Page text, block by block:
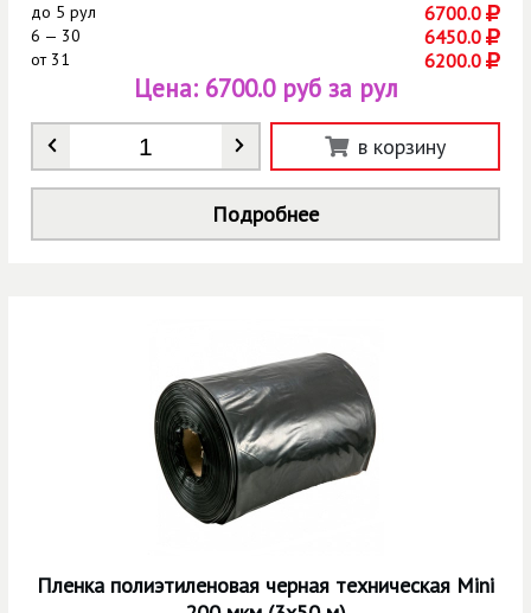
до 5 рул 6700.0
6 — 30 6450.0
от31 6200.0
Количество
Цена: 6700.0 руб за рул
в корзину
Подробнее
Пленка полиэтиленовая черная техническая Mini